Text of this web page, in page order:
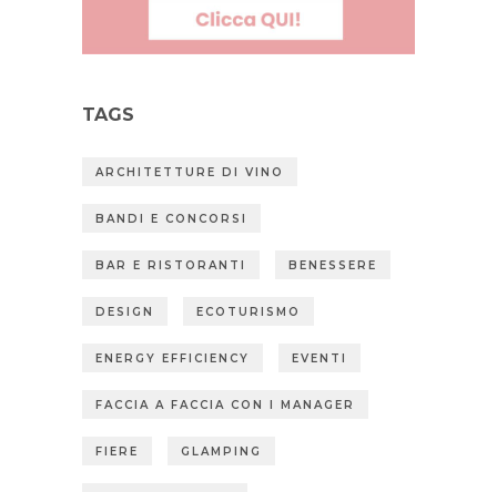
TAGS
ARCHITETTURE DI VINO
BANDI E CONCORSI
BAR E RISTORANTI BENESSERE
DESIGN ECOTURISMO
ENERGY EFFICIENCY EVENTI
FACCIA A FACCIA CON I MANAGER
FIERE GLAMPING